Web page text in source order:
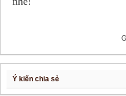
Ý kiến chia sẻ